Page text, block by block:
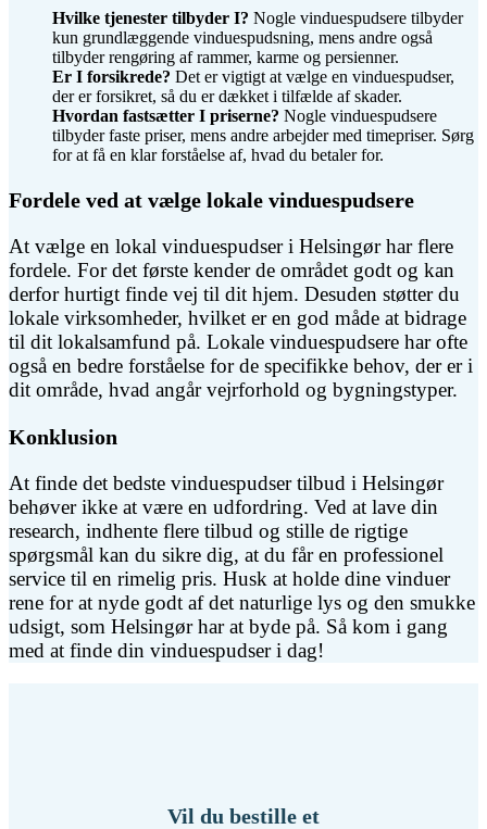
Hvilke tjenester tilbyder I? Nogle vinduespudsere tilbyder
kun grundlæggende vinduespudsning, mens andre også
tilbyder rengøring af rammer, karme og persienner.
Er I forsikrede? Det er vigtigt at vælge en vinduespudser,
der er forsikret, så du er dækket i tilfælde af skader.
Hvordan fastsætter I priserne? Nogle vinduespudsere
tilbyder faste priser, mens andre arbejder med timepriser. Sørg
for at få en klar forståelse af, hvad du betaler for.
Fordele ved at vælge lokale vinduespudsere
At vælge en lokal vinduespudser i Helsingør har flere
fordele. For det første kender de området godt og kan
derfor hurtigt finde vej til dit hjem. Desuden støtter du
lokale virksomheder, hvilket er en god måde at bidrage
til dit lokalsamfund på. Lokale vinduespudsere har ofte
også en bedre forståelse for de specifikke behov, der er i
dit område, hvad angår vejrforhold og bygningstyper.
Konklusion
At finde det bedste vinduespudser tilbud i Helsingør
behøver ikke at være en udfordring. Ved at lave din
research, indhente flere tilbud og stille de rigtige
spørgsmål kan du sikre dig, at du får en professionel
service til en rimelig pris. Husk at holde dine vinduer
rene for at nyde godt af det naturlige lys og den smukke
udsigt, som Helsingør har at byde på. Så kom i gang
med at finde din vinduespudser i dag!
Vil du bestille et